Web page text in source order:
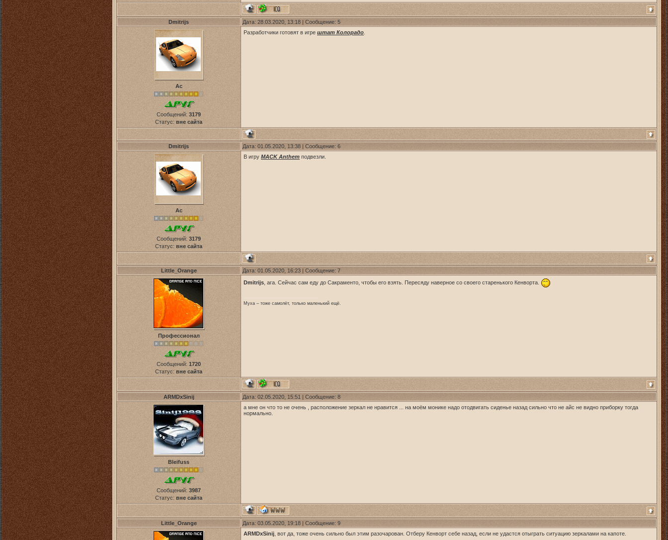
Dmitrijs Дата: 28.03.2020, 13:18 | Сообщение: 5
Ас
Сообщений: 3179
Статус: вне сайта
Разработчики готовят в игре штат Колорадо
Dmitrijs Дата: 01.05.2020, 13:38 | Сообщение: 6
Ас
Сообщений: 3179
Статус: вне сайта
В игру MACK Anthem подвезли.
Little_Orange Дата: 01.05.2020, 16:23 | Сообщение: 7
Профессионал
Сообщений: 1720
Статус: вне сайта
Dmitrijs , ага. Сейчас сам еду до Сакраменто, чтобы его взять. Пересяду наверное со своего старенького Кенворта.
Муха – тоже самолёт, только маленький ещё.
ARMDxSinij Дата: 02.05.2020, 15:51 | Сообщение: 8
Bleifuss
Сообщений: 3987
Статус: вне сайта
а мне он что то не очень , расположение зеркал не нравится ... на моём монике надо отодвигать сиденье назад сильно что не айс не видно приборку тогда
нормально.
Little_Orange Дата: 03.05.2020, 19:18 | Сообщение: 9
ARMDxSinij , вот да, тоже очень сильно был этим разочарован. Отберу Кенворт себе назад, если не удастся отыграть ситуацию зеркалами на капоте.